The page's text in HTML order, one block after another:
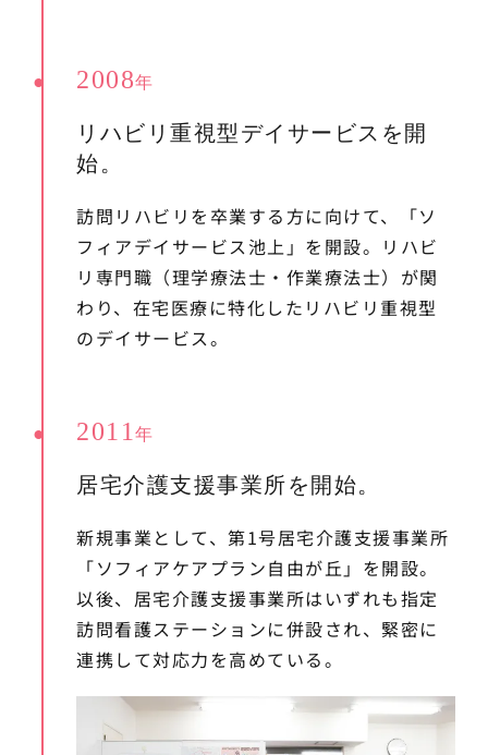
2008年
リハビリ重視型デイサービスを開
始。
訪問リハビリを卒業する方に向けて、「ソ
フィアデイサービス池上」を開設。リハビ
リ専門職（理学療法士・作業療法士）が関
わり、在宅医療に特化したリハビリ重視型
のデイサービス。
2011 年
居宅介護支援事業所を開始。
新規事業として、第1号居宅介護支援事業所
「ソフィアケアプラン自由が丘」を開設。
以後、居宅介護支援事業所はいずれも指定
訪問看護ステーションに併設され、緊密に
連携して対応力を高めている。